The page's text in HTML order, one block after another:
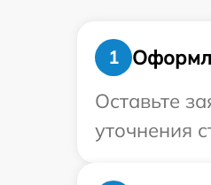
1
Оставьте
уточнения